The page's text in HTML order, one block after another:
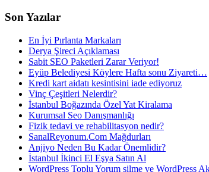
Son Yazılar
En İyi Pırlanta Markaları
Derya Şireci Açıklaması
Sabit SEO Paketleri Zarar Veriyor!
Eyüp Belediyesi Köylere Hafta sonu Ziyareti…
Kredi kart aidatı kesintisini iade ediyoruz
Vinç Çeşitleri Nelerdir?
İstanbul Boğazında Özel Yat Kiralama
Kurumsal Seo Danışmanlığı
Fizik tedavi ve rehabilitasyon nedir?
SanalReyonum.Com Mağdurları
Anjiyo Neden Bu Kadar Önemlidir?
İstanbul İkinci El Eşya Satın Al
WordPress Toplu Yorum silme ve WordPress